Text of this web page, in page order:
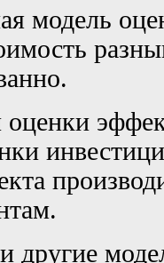
модель
другие